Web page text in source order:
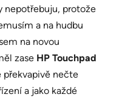
nepotřebuju, protože
a na hudbu
na novou
zase HP Touchpad
překvapivě nečte
a jako každé